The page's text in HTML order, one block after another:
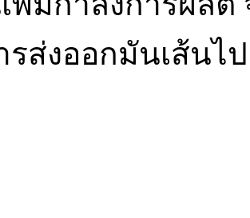
รส่งออกมันเส้นไ